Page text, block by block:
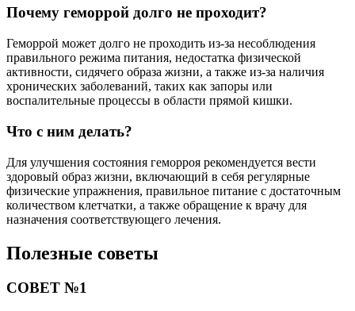
Почему геморрой долго не проходит?
Геморрой может долго не проходить из-за несоблюдения
правильного режима питания, недостатка физической
активности, сидячего образа жизни, а также из-за наличия
хронических заболеваний, таких как запоры или
воспалительные процессы в области прямой кишки.
Что с ним делать?
Для улучшения состояния геморроя рекомендуется вести
здоровый образ жизни, включающий в себя регулярные
физические упражнения, правильное питание с достаточным
количеством клетчатки, а также обращение к врачу для
назначения соответствующего лечения.
Полезные советы
СОВЕТ №1